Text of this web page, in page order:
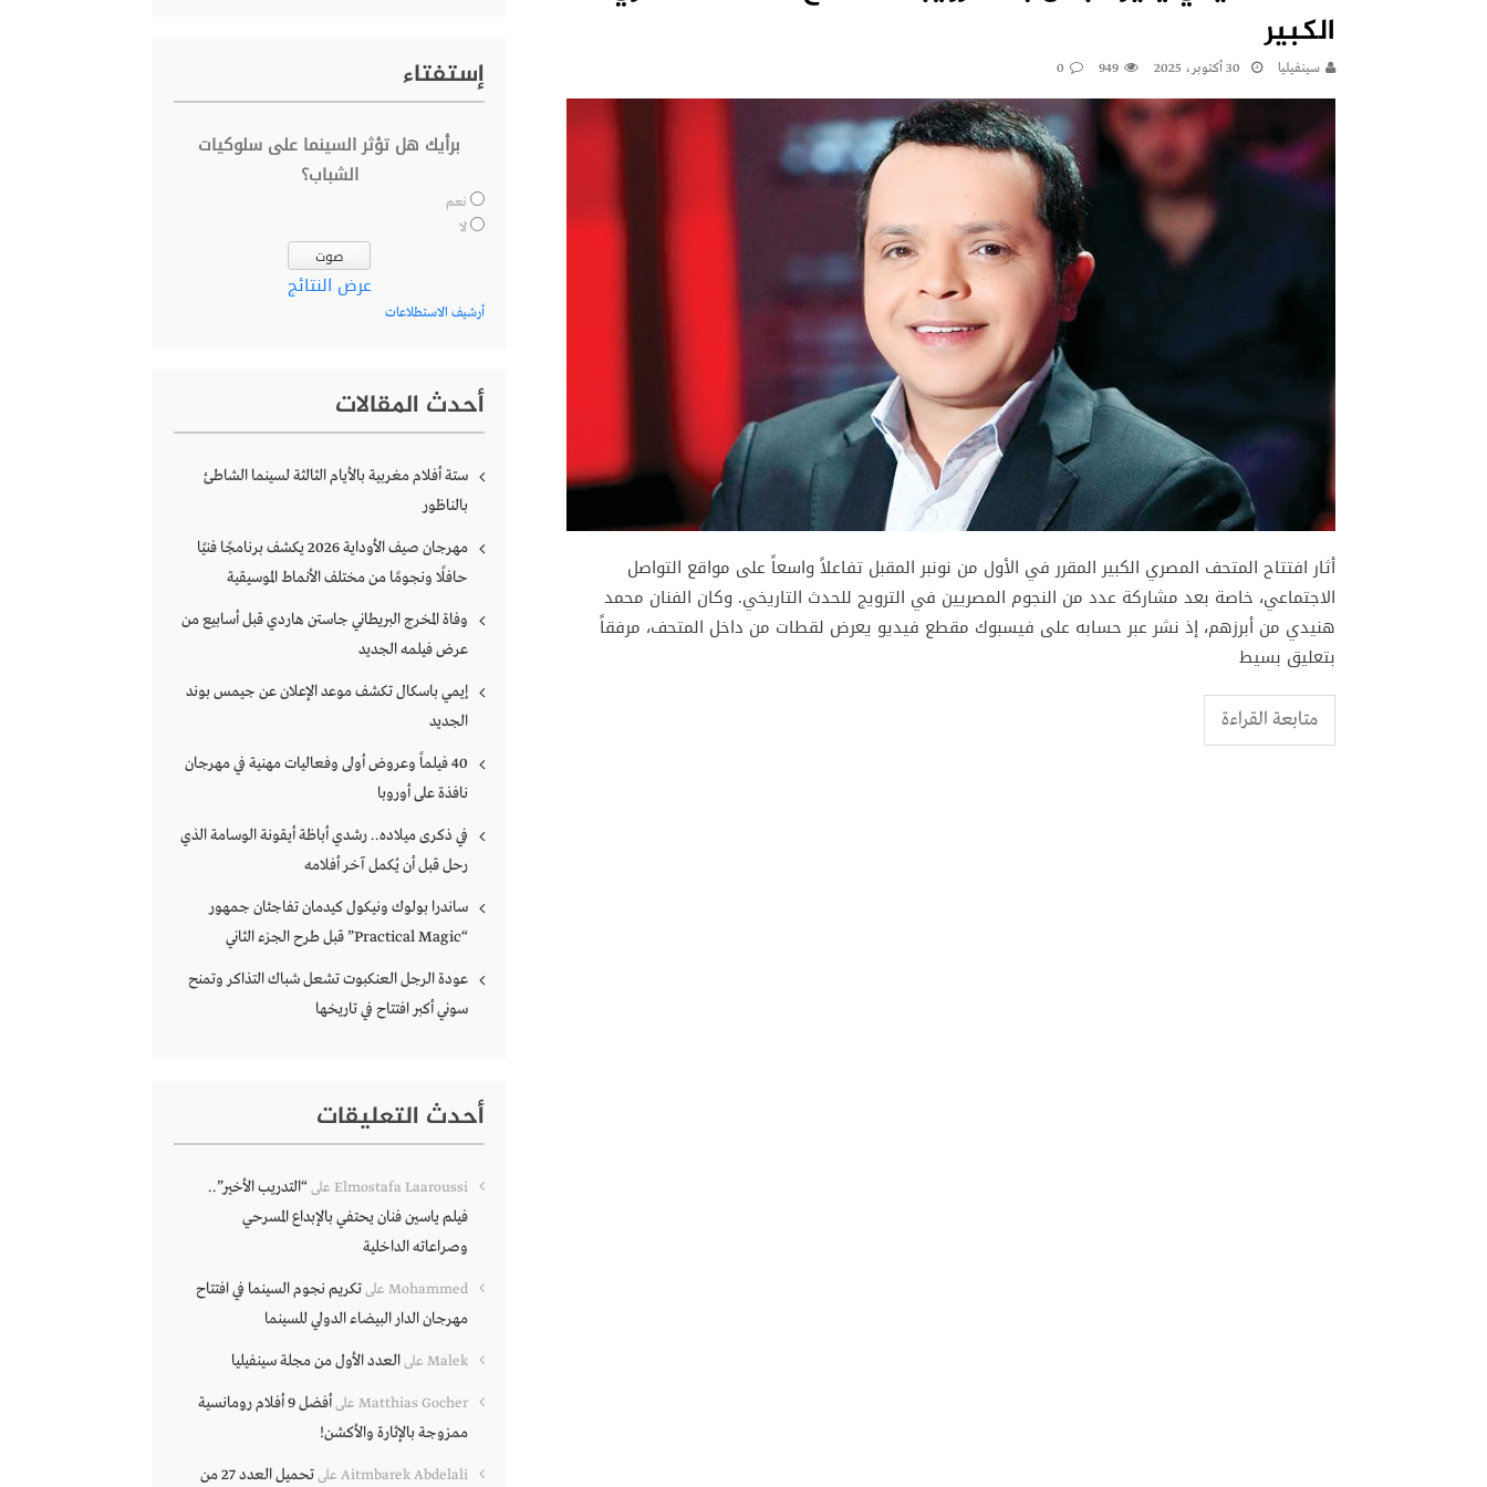
الكبير
سينفيليا 30 أكتوبر، 2025 949
0
أثار افتتاح المتحف المصري الكبير المقرر في الأول من نونبر المقبل تفاعلاً واسعاً على مواقع التواصل
الاجتماعي، خاصة بعد مشاركة عدد من النجوم المصريين في الترويج للحدث التاريخي. وكان الفنان محمد
هنيدي من أبرزهم، إذ نشر عبر حسابه على فيسبوك مقطع فيديو يعرض لقطات من داخل المتحف، مرفقاً
بتعليق بسيط
متابعة القراءة
إستفتاء
برأيك هل تؤثر السينما على سلوكيات
الشباب؟
نعم
لا
عرض النتائج
أرشيف الاستطلاعات
أحدث المقالات
ستة أفلام مغربية بالأيام الثالثة لسينما الشاطئ
بالناظور
مهرجان صيف الأوداية 2026 يكشف برنامجًا فنيًا
حافلًا ونجومًا من مختلف الأنماط الموسيقية
وفاة المخرج البريطاني جاستن هاردي قبل أسابيع من
عرض فيلمه الجديد
إيمي باسكال تكشف موعد الإعلان عن جيمس بوند
الجديد
40 فيلماً وعروض أولى وفعاليات مهنية في مهرجان
نافذة على أوروبا
في ذكرى ميلاده.. رشدي أباظة أيقونة الوسامة الذي
رحل قبل أن يُكمل آخر أفلامه
ساندرا بولوك ونيكول كيدمان تفاجئان جمهور
“Practical Magic” قبل طرح الجزء الثاني
عودة الرجل العنكبوت تشعل شباك التذاكر وتمنح
سوني أكبر افتتاح في تاريخها
أحدث التعليقات
Elmostafa Laaroussi على“التدريب الأخير”..
فيلم ياسين فنان يحتفي بالإبداع المسرحي
وصراعاته الداخلية
Mohammed علىتكريم نجوم السينما في افتتاح
مهرجان الدار البيضاء الدولي للسينما
Malek علىالعدد الأول من مجلة سينفيليا
Matthias Gocher على
أفضل 9 أفلام رومانسية
ممزوجة بالإثارة والأكشن!
Aitmbarek Abdelali على
تحميل العدد 27 من